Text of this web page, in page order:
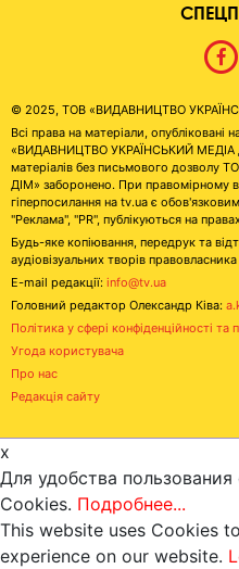
© 2025, ТОВ «ВИДАВНИЦТВО
Всі права на матеріали,
«ВИДАВНИЦТВО УКРАЇНСЬКИЙ МЕДІА
матеріалів без письмового
ДІМ» заборонено. При правомірному
гіперпосилання на tv.ua є
"Реклама", "PR", публікуються на
Будь-яке копіювання, передрук та
аудіовізуальних творів
E-mail редакції: info@tv.ua
Головний редактор Олександр Ківа:
Політика у сфері конфіденційності
Угода користувача
Про нас
Редакція сайту
x
Для удобства
Cookies. Подробнее...
This website uses Cookies
experience on our website.